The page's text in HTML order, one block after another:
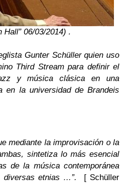
Hall” 06/03/2014) .
Gunter Schüller quien uso
Third Stream para definir el
y música clásica en una
en la universidad de Brandeis
mediante la improvisación o la
sintetiza lo más esencial
de la música contemporánea
diversas etnias …”. [ Schüller